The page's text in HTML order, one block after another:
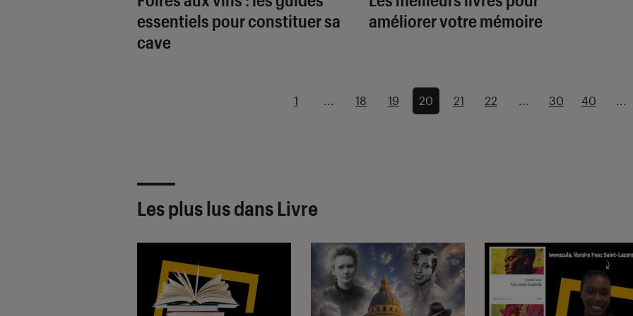
essentiels pour constituer sa
cave
améliorer votre mémoire
1 ... 18 19 20 21 22 ... 30 40 ...
Les plus lus dans Livre